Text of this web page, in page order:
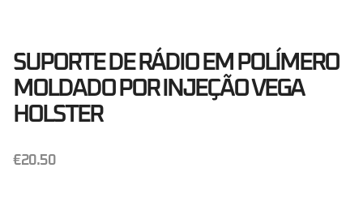
SUPORTE DE RÁDIO EM POLÍMERO
MOLDADO POR INJEÇÃO VEGA
HOLSTER
€20.50